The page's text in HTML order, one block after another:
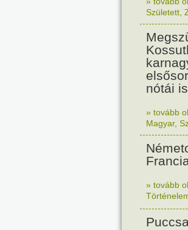
Született
nótái
» tovább
Magyar,
» tovább